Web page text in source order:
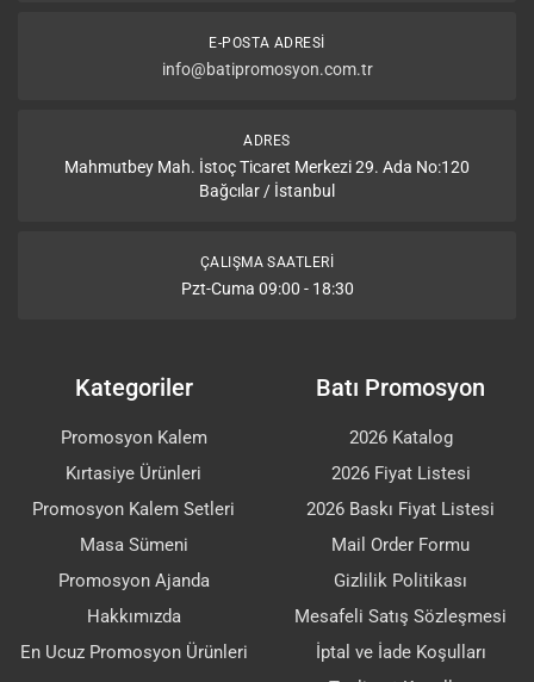
E-POSTA ADRESI
info@batipromosyon.com.tr
ADRES
Mahmutbey Mah. İstoç Ticaret Merkezi 29. Ada No:120
Bağcılar / İstanbul
ÇALIŞMA SAATLERI
Pzt-Cuma 09:00 - 18:30
Kategoriler
Promosyon Kalem
Kırtasiye Ürünleri
Promosyon Kalem Setleri
Masa Sümeni
Promosyon Ajanda
Hakkımızda
En Ucuz Promosyon Ürünleri
Batı Promosyon
2026 Katalog
2026 Fiyat Listesi
2026 Baskı Fiyat Listesi
Mail Order Formu
Gizlilik Politikası
Mesafeli Satış Sözleşmesi
İptal ve İade Koşulları